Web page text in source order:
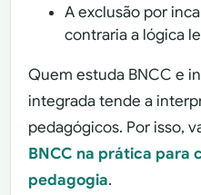
A exclusão por
contraria a lógica
Quem estuda BNCC e
integrada tende a
pedagógicos. Por isso,
BNCC na prática para
pedagogia.